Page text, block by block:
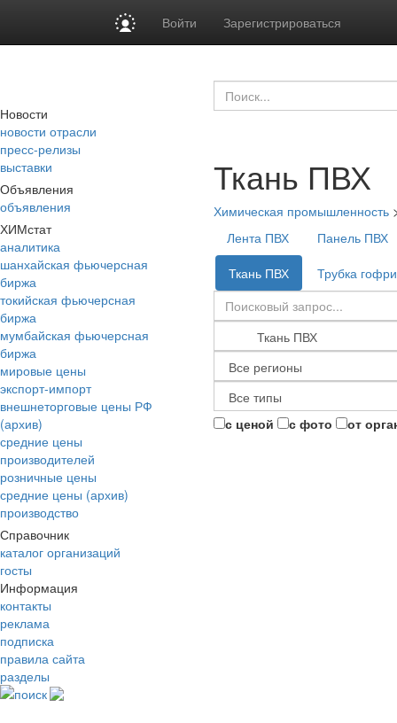
Войти Зарегистрироваться
Новости
новости отрасли
пресс-релизы
выставки
Объявления
объявления
ХИМстат
аналитика
шанхайская фьючерсная
биржа
токийская фьючерсная
биржа
мумбайская фьючерсная
биржа
мировые цены
экспорт-импорт
внешнеторговые цены РФ
(архив)
средние цены
производителей
розничные цены
средние цены (архив)
производство
Справочник
каталог организаций
госты
Информация
контакты
реклама
подписка
правила сайта
разделы
поиск
Ткань ПВХ
Химическая промышленность
Лента ПВХ
Панель ПВХ
Ткань ПВХ
Трубка
с ценой с фото от